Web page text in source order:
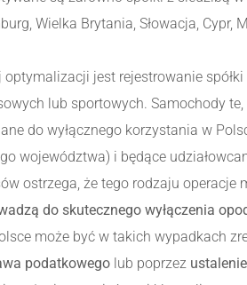
Wielka Brytania, Słowacja,
jest rejestrowanie
lub sportowych. Samochody
do wyłącznego korzystania w
województwa) i będące
ostrzega, że tego rodzaju
do skutecznego wyłączenia
może być w takich wypadkach
podatkowego lub poprzez